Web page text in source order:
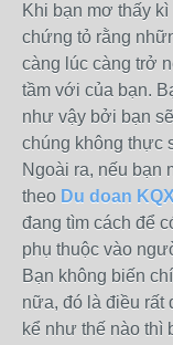
Khi bạn mơ thấy
chứng tỏ rằng
càng lúc càng trở
tầm với của bạn.
như vậy bởi bạn
chúng không thực
Ngoài ra, nếu bạn
theo Du doan
đang tìm cách để
phụ thuộc vào
Bạn không biến
nữa, đó là điều rất
kể như thế nào thì